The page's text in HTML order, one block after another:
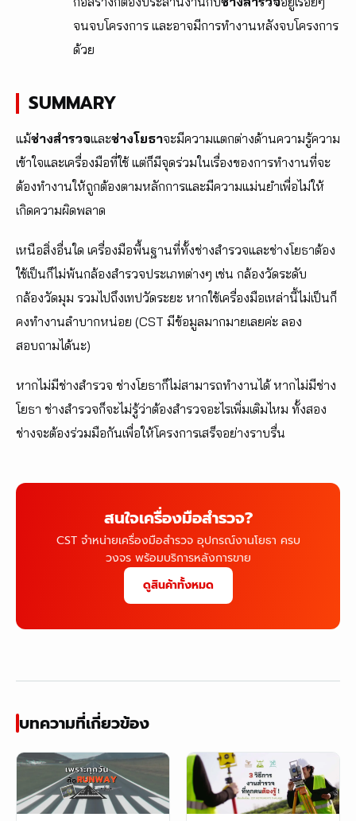
จนจบโครงการ และอาจมีการทำงานหลังจบโครงการ
ด้วย
SUMMARY
แม้ช่างสำรวจและช่างโยธาจะมีความแตกต่างด้านความรู้ความ
เข้าใจและเครื่องมือที่ใช้ แต่ก็มีจุดร่วมในเรื่องของการทำงานที่จะ
ต้องทำงานให้ถูกต้องตามหลักการและมีความแม่นยำเพื่อไม่ให้
เกิดความผิดพลาด
เหนือสิ่งอื่นใด เครื่องมือพื้นฐานที่ทั้งช่างสำรวจและช่างโยธาต้อง
ใช้เป็นก็ไม่พ้นกล้องสำรวจประเภทต่างๆ เช่น กล้องวัดระดับ
กล้องวัดมุม รวมไปถึงเทปวัดระยะ หากใช้เครื่องมือเหล่านี้ไม่เป็นก็
คงทำงานลำบากหน่อย (CST มีข้อมูลมากมายเลยค่ะ ลอง
สอบถามได้นะ)
หากไม่มีช่างสำรวจ ช่างโยธาก็ไม่สามารถทำงานได้ หากไม่มีช่าง
โยธา ช่างสำรวจก็จะไม่รู้ว่าต้องสำรวจอะไรเพิ่มเติมไหม ทั้งสอง
ช่างจะต้องร่วมมือกันเพื่อให้โครงการเสร็จอย่างราบรื่น
สนใจเครื่องมือสำรวจ?
CST จำหน่ายเครื่องมือสำรวจ อุปกรณ์งานโยธา ครบ
วงจร พร้อมบริการหลังการขาย
ดูสินค้าทั้งหมด
บทความที่เกี่ยวข้อง